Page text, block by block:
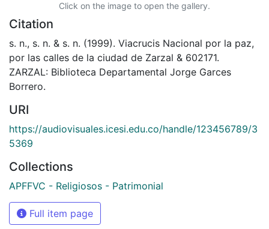
Click on the image to open the gallery.
Citation
s. n., s. n. & s. n. (1999). Viacrucis Nacional por la paz,
por las calles de la ciudad de Zarzal & 602171.
ZARZAL: Biblioteca Departamental Jorge Garces
Borrero.
URI
https://audiovisuales.icesi.edu.co/handle/123456789/3
5369
Collections
APFFVC - Religiosos - Patrimonial
Full item page